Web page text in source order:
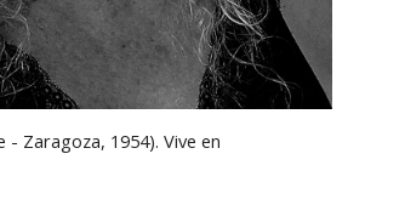
Zaragoza, 1954). Vive en